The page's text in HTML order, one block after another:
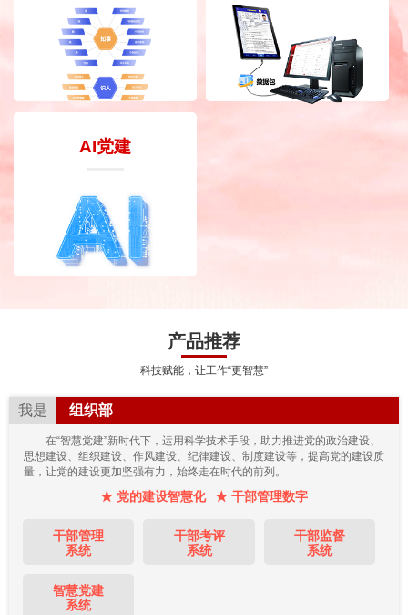
AI党建
产品推荐
科技赋能，让工作“更智慧”
我是 组织部
在“智慧党建”新时代下，运用科学技术手段，助力推进党的政治建设、
思想建设、组织建设、作风建设、纪律建设、制度建设等，提高党的建设质
量，让党的建设更加坚强有力，始终走在时代的前列。
★ 党的建设智慧化 ★ 干部管理数字
干部管理
系统
干部考评
系统
干部监督
系统
智慧党建
系统